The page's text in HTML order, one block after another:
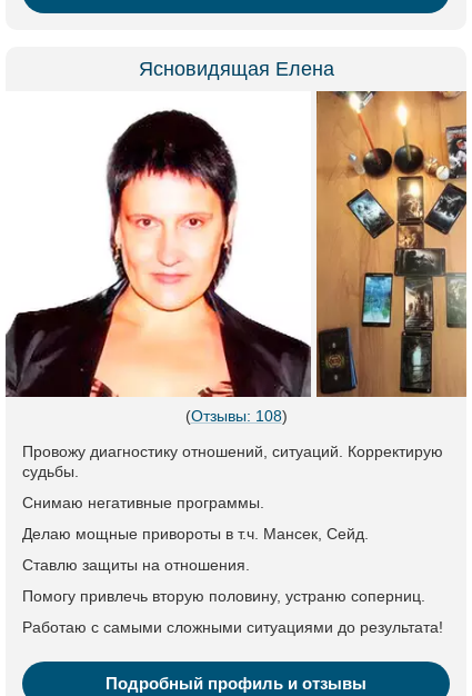
Ясновидящая Елена
(Отзывы: 108)
Провожу диагностику отношений, ситуаций. Корректирую
судьбы.
Снимаю негативные программы.
Делаю мощные привороты в т.ч. Мансек, Сейд.
Ставлю защиты на отношения.
Помогу привлечь вторую половину, устраню соперниц.
Работаю с самыми сложными ситуациями до результата!
Подробный профиль и отзывы